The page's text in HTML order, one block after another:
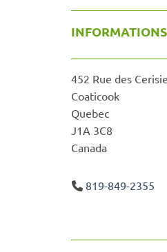
452 Rue des
Coaticook
Quebec
J1A 3C8
Canada
819-849-2355